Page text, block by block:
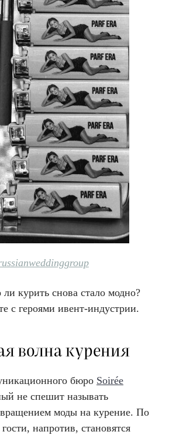
курить снова стало модно?
с героями ивент-индустрии.
волна курения
бюро Soirée
не спешит называть
моды на курение. По
напротив, становятся